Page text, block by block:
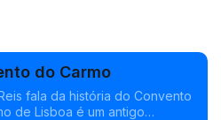
do Carmo
fala da história do Convento
de Lisboa é um antigo